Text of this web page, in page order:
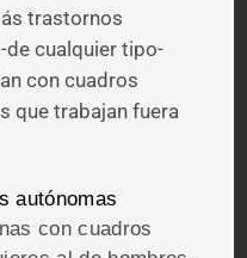
trastornos
cualquier tipo-
con cuadros
que trabajan fuera
autónomas
con cuadros